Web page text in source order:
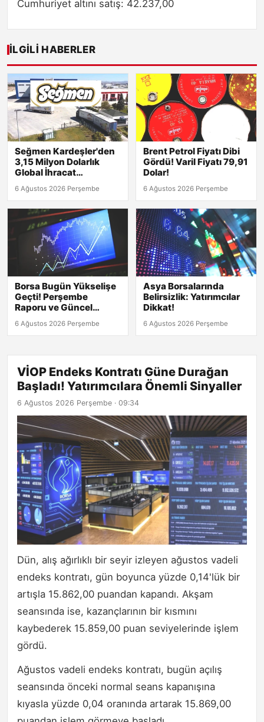
Cumhuriyet altını satış: 42.237,00
İLGILI HABERLER
Seğmen Kardeşler'den
3,15 Milyon Dolarlık
Global İhracat
6 Ağustos 2026 Perşembe
Brent Petrol Fiyatı Dibi
Gördü! Varil Fiyatı 79,91
Dolar!
6 Ağustos 2026 Perşembe
Borsa Bugün Yükselişe
Geçti! Perşembe
Raporu ve Güncel
6 Ağustos 2026 Perşembe
Asya Borsalarında
Belirsizlik: Yatırımcılar
Dikkat!
6 Ağustos 2026 Perşembe
VİOP Endeks Kontratı Güne Durağan
Başladı! Yatırımcılara Önemli Sinyaller
6 Ağustos 2026 Perşembe · 09:34
Dün, alış ağırlıklı bir seyir izleyen ağustos vadeli
endeks kontratı, gün boyunca yüzde 0,14'lük bir
artışla 15.862,00 puandan kapandı. Akşam
seansında ise, kazançlarının bir kısmını
kaybederek 15.859,00 puan seviyelerinde işlem
gördü.
Ağustos vadeli endeks kontratı, bugün açılış
seansında önceki normal seans kapanışına
kıyasla yüzde 0,04 oranında artarak 15.869,00